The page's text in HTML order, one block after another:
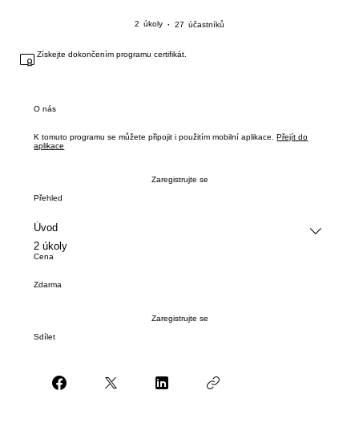
2 úkoly 2 úkoly
27 účastníků
Získejte dokončením programu certifikát.
O nás
K tomuto programu se můžete připojit i použitím mobilní aplikace.
Přejít do
aplikace
Zaregistrujte se
Přehled
Úvod
.
2 úkoly
Cena
Zdarma
Zaregistrujte se
Sdílet